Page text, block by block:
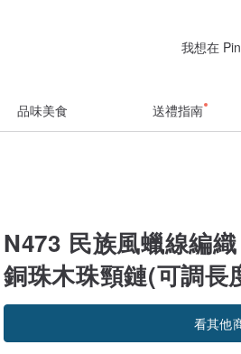
我想在
品味美食 送禮指南
N473 民族風蠟線編
銅珠木珠頸鏈(可調長
看其他